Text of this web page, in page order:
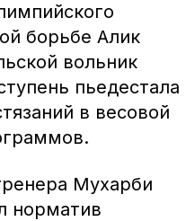
борьбе Алик
вольник
пьедестала
в весовой
Мухарби
норматив